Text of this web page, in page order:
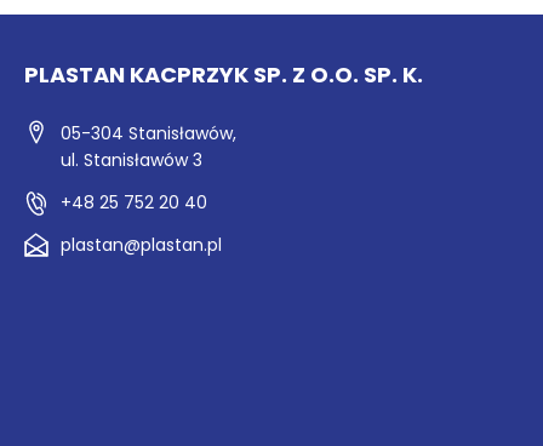
PLASTAN KACPRZYK SP. Z O.O. SP. K.
05-304 Stanisławów,
ul. Stanisławów 3
+48 25 752 20 40
plastan@plastan.pl